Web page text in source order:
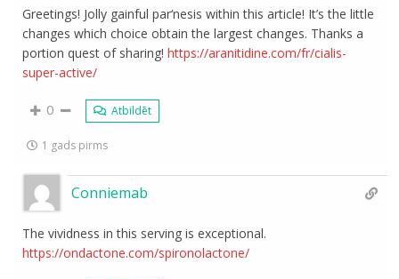
Greetings! Jolly gainful par‘nesis within this article! It’s the little
changes which choice obtain the largest changes. Thanks a
portion quest of sharing!https://aranitidine.com/fr/cialis-
super-active/
0 Atbildēt
1 gads pirms
Conniemab
The vividness in this serving is exceptional.
https://ondactone.com/spironolactone/